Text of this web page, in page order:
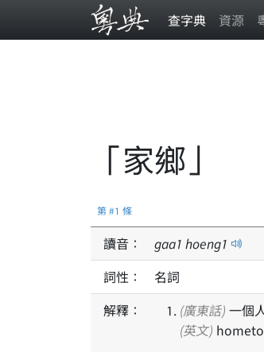
查字典 資源
「家鄉」
第 #1 條
讀音： gaa1 hoeng1
詞性：
名詞
解釋：
(廣東話) 一個
(英文)